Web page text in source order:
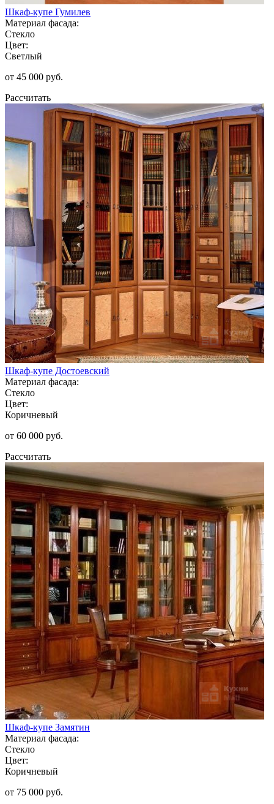
Шкаф-купе Гумилев
Материал фасада:
Стекло
Цвет:
Светлый
от 45 000 руб.
Рассчитать
Шкаф-купе Достоевский
Материал фасада:
Стекло
Цвет:
Коричневый
от 60 000 руб.
Рассчитать
Шкаф-купе Замятин
Материал фасада:
Стекло
Цвет:
Коричневый
от 75 000 руб.